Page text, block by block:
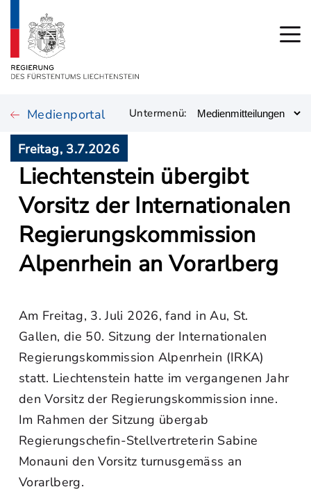
Medienportal Untermenü:
Freitag, 3.7.2026
Liechtenstein übergibt
Vorsitz der Internationalen
Regierungskommission
Alpenrhein an Vorarlberg
Am Freitag, 3. Juli 2026, fand in Au, St.
Gallen, die 50. Sitzung der Internationalen
Regierungskommission Alpenrhein (IRKA)
statt. Liechtenstein hatte im vergangenen Jahr
den Vorsitz der Regierungskommission inne.
Im Rahmen der Sitzung übergab
Regierungschefin-Stellvertreterin Sabine
Monauni den Vorsitz turnusgemäss an
Vorarlberg.